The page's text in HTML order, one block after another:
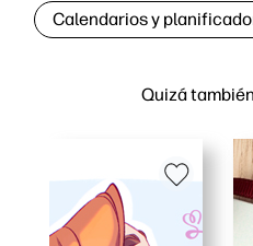
Quizá
Calendarios y